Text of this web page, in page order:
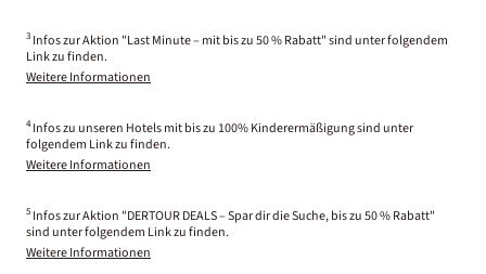
3 Infos zur Aktion "Last Minute – mit bis zu 50 % Rabatt" sind unter folgendem
Link zu finden.
Weitere Informationen
4 Infos zu unseren Hotels mit bis zu 100% Kinderermäßigung sind unter
folgendem Link zu finden.
Weitere Informationen
5 Infos zur Aktion "DERTOUR DEALS – Spar dir die Suche, bis zu 50 % Rabatt"
sind unter folgendem Link zu finden.
Weitere Informationen